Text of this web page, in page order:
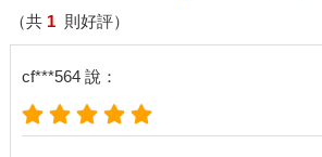
海底不僅有美麗如寶石的浮冰，還有一些細
塊。在海水的掩藏下，三胖根本沒有察覺
一頭撞了個頭暈目眩。
這隻頂著將軍肚的小傢伙根本想不通，自
上曬太陽，怎麼會無緣無故地墜到海裡來
（共 1 則好評）
cf***564 說：